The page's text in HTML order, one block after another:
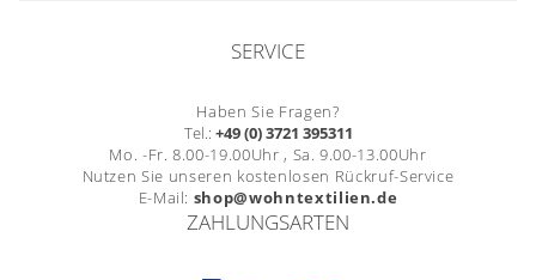
SERVICE
Haben Sie Fragen?
Tel.: +49 (0) 3721 395311
Mo. -Fr. 8.00-19.00Uhr , Sa. 9.00-13.00Uhr
Nutzen Sie unseren kostenlosen Rückruf-Service
E-Mail: shop@wohntextilien.de
ZAHLUNGSARTEN